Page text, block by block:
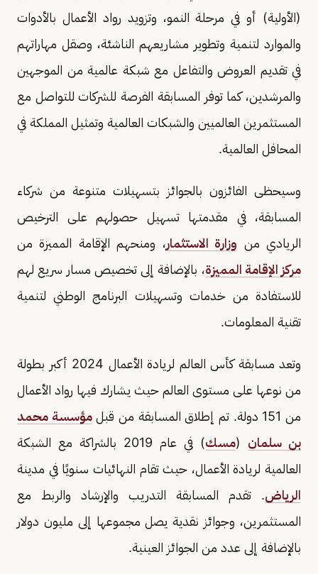
(الأولية) أو في مرحلة النمو، وتزويد رواد الأعمال بالأدوات
والموارد لتنمية وتطوير مشاريعهم الناشئة، وصقل مهاراتهم
في تقديم العروض والتفاعل مع شبكة عالمية من الموجهين
والمرشدين، كما توفر المسابقة الفرصة للشركات للتواصل مع
المستثمرين العالميين والشبكات العالمية وتمثيل المملكة في
المحافل العالمية.
وسيحظى الفائزون بالجوائز بتسهيلات متنوعة من شركاء
المسابقة، في مقدمتها تسهيل حصولهم على الترخيص
الريادي من وزارة الاستثمار، ومنحهم الإقامة المميزة من
مركز الإقامة المميزة، بالإضافة إلى تخصيص مسار سريع لهم
للاستفادة من خدمات وتسهيلات البرنامج الوطني لتنمية
تقنية المعلومات.
وتعد مسابقة كأس العالم لريادة الأعمال 2024 أكبر بطولة
من نوعها على مستوى العالم حيث يشارك فيها رواد الأعمال
من 151 دولة. تم إطلاق المسابقة من قبل
مؤسسة محمد
بن سلمان (مسك
) في عام 2019 بالشراكة مع الشبكة
العالمية لريادة الأعمال، حيث تقام النهائيات سنويًا في مدينة
الرياض. تقدم المسابقة التدريب والإرشاد والربط مع
المستثمرين، وجوائز نقدية يصل مجموعها إلى مليون دولار
بالإضافة إلى عدد من الجوائز العينية.